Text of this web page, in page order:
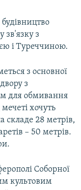
зв'язку з
і Туреччиною.
з основної
з
для обмивання
хочуть
складе 28 метрів,
– 50 метрів.
Соборної
культовим